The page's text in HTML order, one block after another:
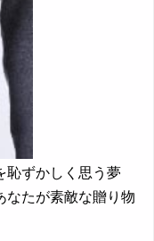
恥ずかしく思う夢
なたが素敵な贈り物